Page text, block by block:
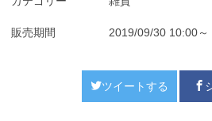
販売期間 2019/09/30 10:00～
ツイートする